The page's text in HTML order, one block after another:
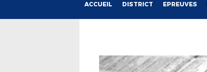
ACCUEIL DISTRICT EPREUVES